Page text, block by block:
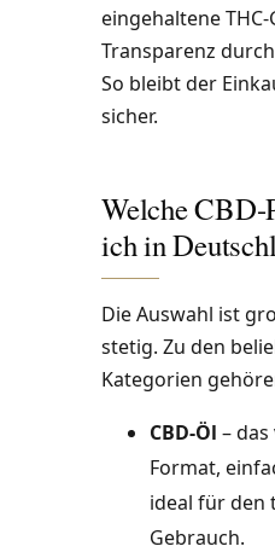
eingehaltene
Transparenz
So bleibt der
sicher.
Welche CBD-
ich in
Die Auswahl ist
stetig. Zu den
Kategorien
CBD-Öl –
Format,
ideal für den
Gebrauch.